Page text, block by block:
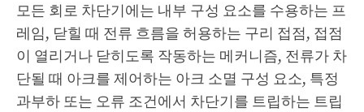
모든 회로 차단기에는 내부 구성 요소를 수용하는 프
레임, 닫힐 때 전류 흐름을 허용하는 구리 접점, 접점
이 열리거나 닫히도록 작동하는 메커니즘, 전류가 차
단될 때 아크를 제어하는 ​​아크 소멸 구성 요소, 특정
과부하 또는 오류 조건에서 차단기를 트립하는 트립